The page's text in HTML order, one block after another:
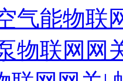
气能物联
物联网网